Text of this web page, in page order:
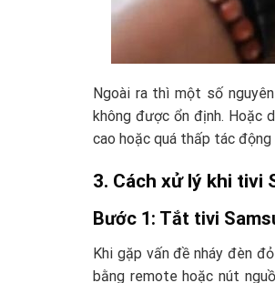
Ngoài ra thì một số
không được ổn định. Hoặc
cao hoặc quá thấp tác
3. Cách xử lý khi tivi
Bước 1: Tắt tivi
Khi gặp vấn đề nháy đèn
bằng remote hoặc nút